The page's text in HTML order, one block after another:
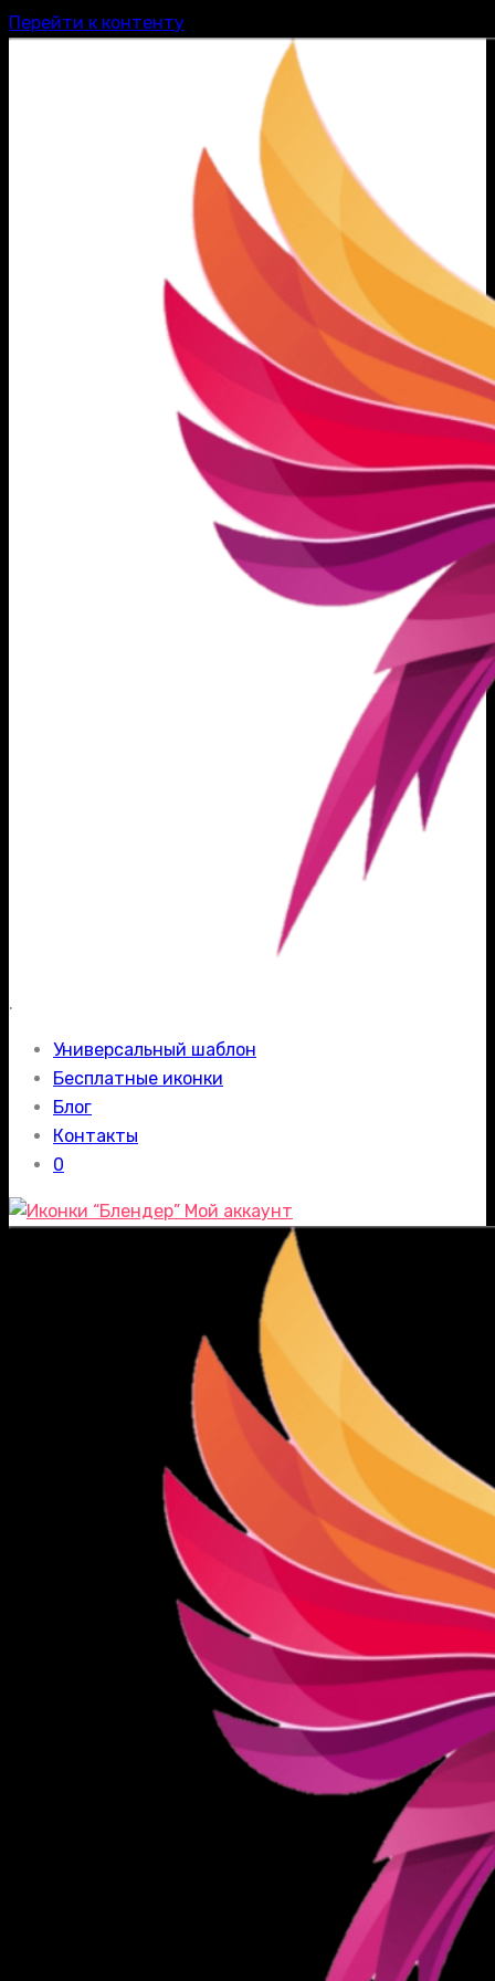
Перейти к контенту
.
Универсальный шаблон
Бесплатные иконки
Блог
Контакты
0
Мой аккаунт